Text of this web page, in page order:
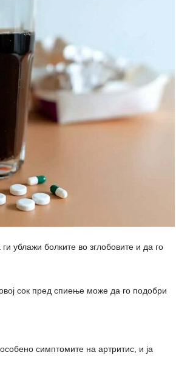
ублажи болките во зглобовите и да го
сок пред спиење може да го подобри
симптомите на артритис, и ја